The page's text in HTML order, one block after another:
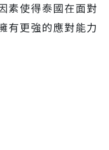
素使得泰國在面對
有更強的應對能力